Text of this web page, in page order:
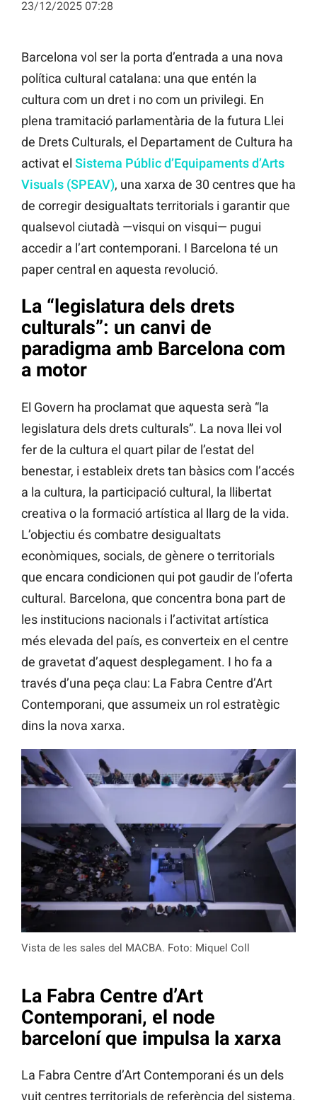
23/12/2025 07:28
Barcelona vol ser la porta d’entrada a una nova
política cultural catalana: una que entén la
cultura com un dret i no com un privilegi. En
plena tramitació parlamentària de la futura Llei
de Drets Culturals, el Departament de Cultura ha
activat el Sistema Públic d’Equipaments d’Arts
Visuals (SPEAV), una xarxa de 30 centres que ha
de corregir desigualtats territorials i garantir que
qualsevol ciutadà —visqui on visqui— pugui
accedir a l’art contemporani. I Barcelona té un
paper central en aquesta revolució.
La “legislatura dels drets
culturals”: un canvi de
paradigma amb Barcelona com
a motor
El Govern ha proclamat que aquesta serà “la
legislatura dels drets culturals”. La nova llei vol
fer de la cultura el quart pilar de l’estat del
benestar, i estableix drets tan bàsics com l’accés
a la cultura, la participació cultural, la llibertat
creativa o la formació artística al llarg de la vida.
L’objectiu és combatre desigualtats
econòmiques, socials, de gènere o territorials
que encara condicionen qui pot gaudir de l’oferta
cultural. Barcelona, que concentra bona part de
les institucions nacionals i l’activitat artística
més elevada del país, es converteix en el centre
de gravetat d’aquest desplegament. I ho fa a
través d’una peça clau: La Fabra Centre d’Art
Contemporani, que assumeix un rol estratègic
dins la nova xarxa.
Vista de les sales del MACBA. Foto: Miquel Coll
La Fabra Centre d’Art
Contemporani, el node
barceloní que impulsa la xarxa
La Fabra Centre d’Art Contemporani és un dels
vuit centres territorials de referència del sistema.